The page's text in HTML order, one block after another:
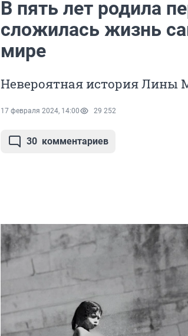
В пять лет родила
сложилась жизнь
мире
Невероятная история Лины
17 февраля 2024, 14:00 29 252
30 комментариев